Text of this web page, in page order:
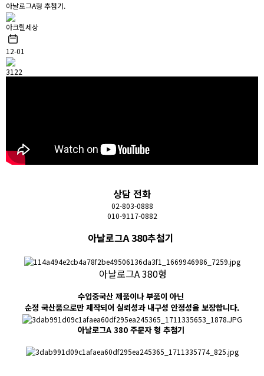
아날로그A형 추첨기.
아크릴세상
12-01
3122
상담 전화
02-803-0888
010-9117-0882
​아날로그A 380추첨기
아날로그A 380형
수입중국산 제품이나 부품이 아닌
순정 국산품으로만 제작되어 실뢰성과 내구성 안정성을 보장합니다.
아날로그A 380 주문자 형 추첨기